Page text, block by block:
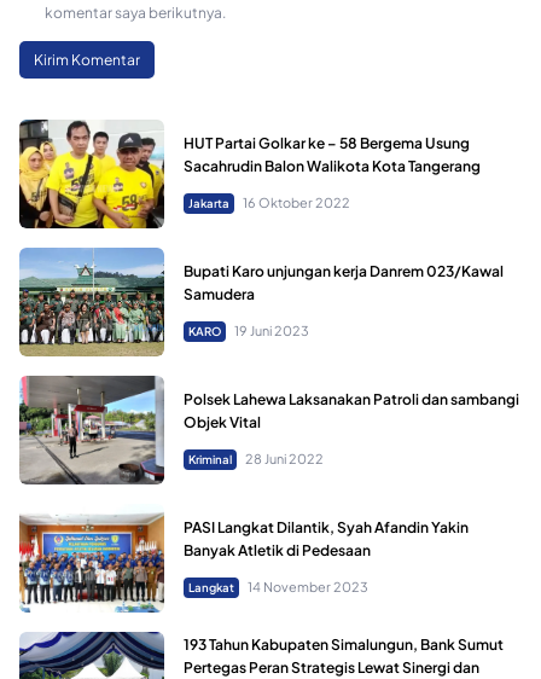
komentar saya berikutnya.
HUT Partai Golkar ke – 58 Bergema Usung
Sacahrudin Balon Walikota Kota Tangerang
Jakarta 16 Oktober 2022
Bupati Karo unjungan kerja Danrem 023/Kawal
Samudera
KARO 19 Juni 2023
Polsek Lahewa Laksanakan Patroli dan sambangi
Objek Vital
Kriminal 28 Juni 2022
PASI Langkat Dilantik, Syah Afandin Yakin
Banyak Atletik di Pedesaan
Langkat 14 November 2023
193 Tahun Kabupaten Simalungun, Bank Sumut
Pertegas Peran Strategis Lewat Sinergi dan